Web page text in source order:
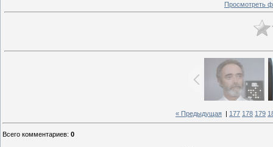
Просмотреть
« Предыдущая 177 178 179
Всего комментариев: 0